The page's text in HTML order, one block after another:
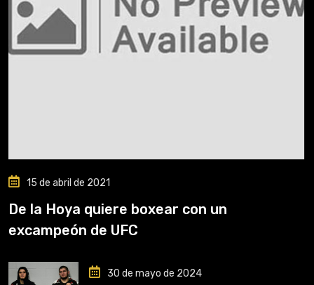
15 de abril de 2021
De la Hoya quiere boxear con un
excampeón de UFC
30 de mayo de 2024